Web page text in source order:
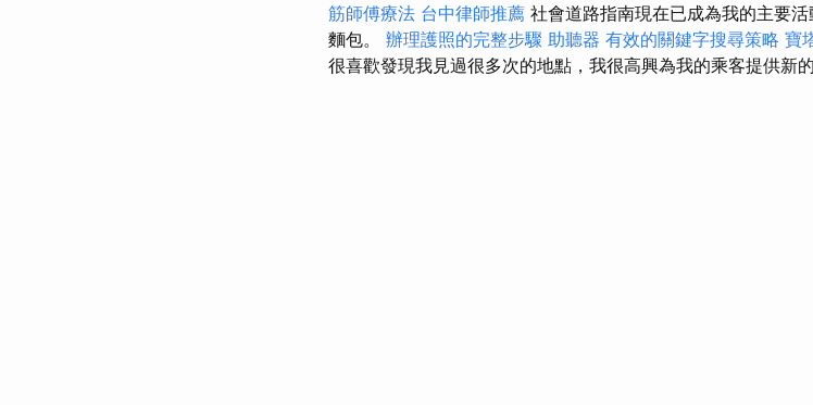
筋師傅療法 台中律師推薦 社會道路指南現在已成為我的主要
麵包。 辦理護照的完整步驟 助聽器 有效的關鍵字搜尋策略 寶
很喜歡發現我見過很多次的地點，我很高興為我的乘客提供新的